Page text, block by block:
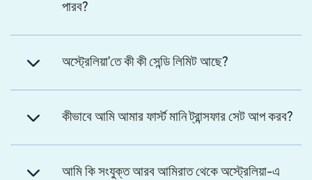
পারব?
অস্ট্রেলিয়া'তে কী কী সেন্ডি লিমিট আছে?
কীভাবে আমি আমার ফার্স্ট মানি ট্রান্সফার সেট আপ করব?
আমি কি সংযুক্ত আরব আমিরাত থেকে অস্ট্রেলিয়া-এ